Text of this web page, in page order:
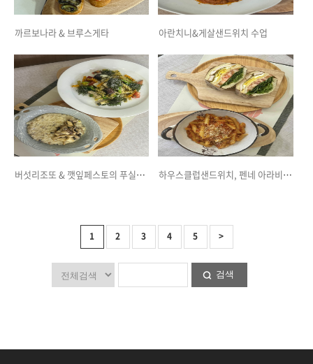
까르보나라 & 브루스게타 아란치니&게살샌드위치 수업
버섯리조또 & 깻잎페스토의 푸실리 샐러드 하우스클럽샌드위치, 펜네 아라비아타
1 2 3 4 5 >
검색